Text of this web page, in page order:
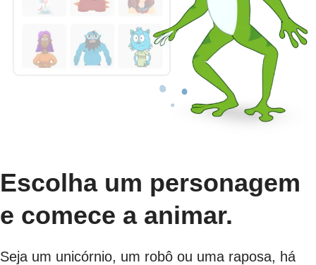
Escolha um personagem
e comece a animar.
Seja um unicórnio, um robô ou uma raposa, há